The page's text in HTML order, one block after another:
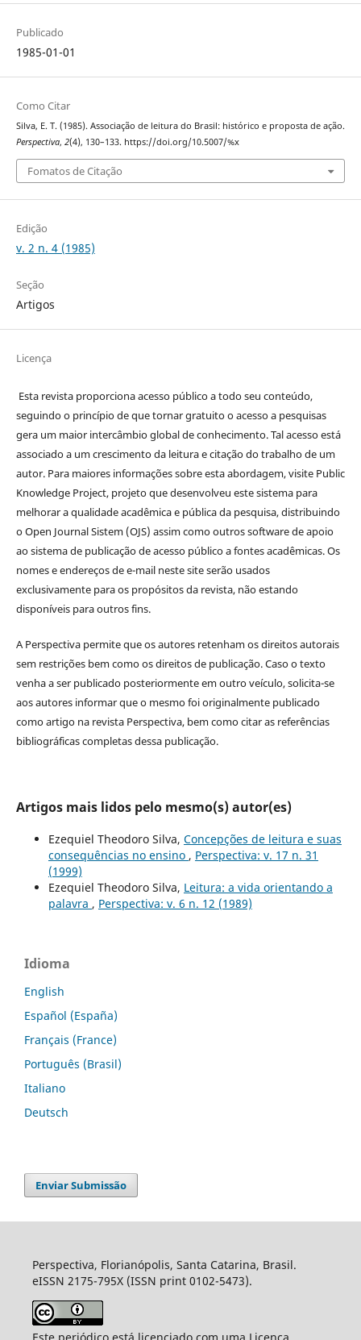
Publicado
1985-01-01
Como Citar
Silva, E. T. (1985). Associação de leitura do Brasil: histórico e proposta de ação.
Perspectiva, 2(4), 130–133. https://doi.org/10.5007/%x
Fomatos de Citação
Edição
v. 2 n. 4 (1985)
Seção
Artigos
Licença
Esta revista proporciona acesso público a todo seu conteúdo,
seguindo o princípio de que tornar gratuito o acesso a pesquisas
gera um maior intercâmbio global de conhecimento. Tal acesso está
associado a um crescimento da leitura e citação do trabalho de um
autor. Para maiores informações sobre esta abordagem, visite Public
Knowledge Project, projeto que desenvolveu este sistema para
melhorar a qualidade acadêmica e pública da pesquisa, distribuindo
o Open Journal Sistem (OJS) assim como outros software de apoio
ao sistema de publicação de acesso público a fontes acadêmicas. Os
nomes e endereços de e-mail neste site serão usados
exclusivamente para os propósitos da revista, não estando
disponíveis para outros fins.
A Perspectiva permite que os autores retenham os direitos autorais
sem restrições bem como os direitos de publicação. Caso o texto
venha a ser publicado posteriormente em outro veículo, solicita-se
aos autores informar que o mesmo foi originalmente publicado
como artigo na revista Perspectiva, bem como citar as referências
bibliográficas completas dessa publicação.
Artigos mais lidos pelo mesmo(s) autor(es)
Ezequiel Theodoro Silva, Concepções de leitura e suas
consequências no ensino , Perspectiva: v. 17 n. 31
(1999)
Ezequiel Theodoro Silva, Leitura: a vida orientando a
palavra , Perspectiva: v. 6 n. 12 (1989)
Idioma
English
Español (España)
Français (France)
Português (Brasil)
Italiano
Deutsch
Enviar Submissão
Perspectiva, Florianópolis, Santa Catarina, Brasil.
eISSN 2175-795X (ISSN print 0102-5473).
Este periódico está licenciado com uma Licença